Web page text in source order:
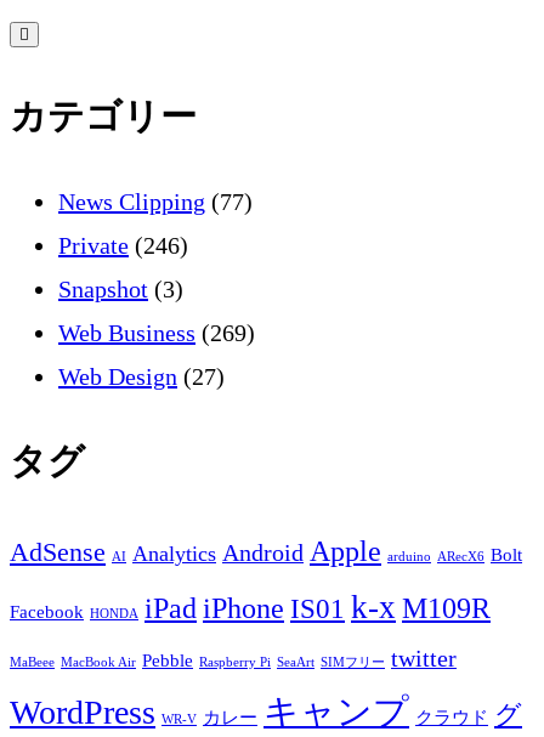
サ
イ
バ
ー
サ
バ
ー
カテゴリー
News Clipping (77)
Private (246)
Snapshot (3)
Web Business (269)
Web Design (27)
タグ
AdSense AI Analytics Android Apple arduino ARecX6 Bolt
Facebook HONDA iPad iPhone IS01 k-x M109R
MaBeee MacBook Air Pebble Raspberry Pi SeaArt SIMフリー twitter
WordPress WR-V カレー キャンプ クラウド グ